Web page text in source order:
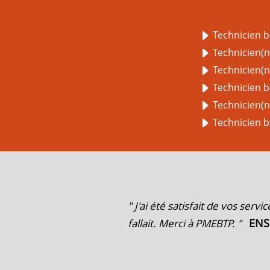
Technicien
Technicien
Technicien
" J'ai été satisfait de vos
fallait. Merci à PMEBTP. "